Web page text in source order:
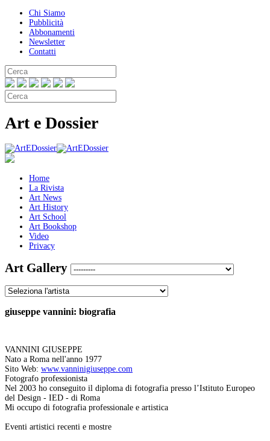
Chi Siamo
Pubblicità
Abbonamenti
Newsletter
Contatti
Art e Dossier
Home
La Rivista
Art News
Art History
Art School
Art Bookshop
Video
Privacy
Art Gallery
giuseppe vannini: biografia
VANNINI GIUSEPPE
Nato a Roma nell'anno 1977
Sito Web: www.vanninigiuseppe.com
Fotografo professionista
Nel 2003 ho conseguito il diploma di fotografia presso l’Istituto Europeo
del Design - IED - di Roma
Mi occupo di fotografia professionale e artistica
Eventi artistici recenti e mostre